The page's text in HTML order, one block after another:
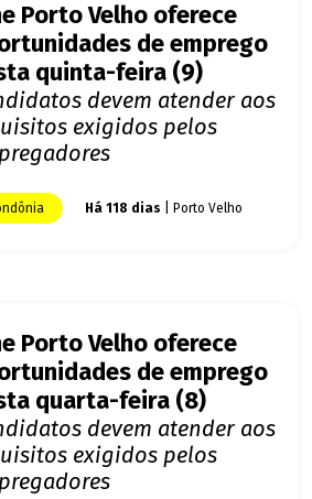
Porto Velho oferece
de emprego
quinta-feira (9)
devem atender aos
exigidos pelos
Há 118 dias | Porto Velho
Porto Velho oferece
de emprego
quarta-feira (8)
devem atender aos
exigidos pelos